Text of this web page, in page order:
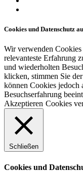
Cookies und Datenschutz
Wir verwenden
relevanteste Erfahrung
und wiederholten
klicken, stimmen Sie
können Cookies jedoch
Besuchserfahrung
Akzeptieren Cookies
Schließen
Cookies und